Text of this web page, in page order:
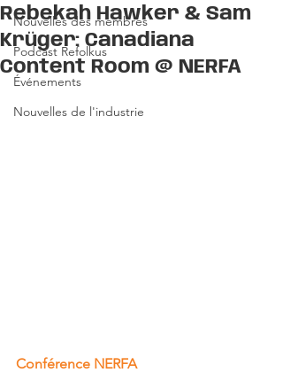
Nouvelles des membres
Podcast Refolkus
Événements
Nouvelles de l'industrie
Rebekah Hawker & Sam
Krüger: Canadiana
Content Room @ NERFA
Conférence NERFA